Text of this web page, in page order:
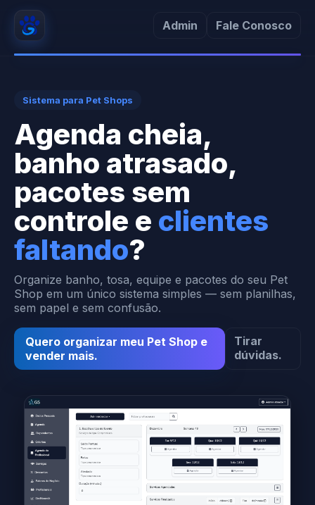
Admin Fale Conosco
Sistema para Pet Shops
Agenda cheia,
banho atrasado,
pacotes sem
controle e clientes
faltando?
Organize banho, tosa, equipe e pacotes do seu Pet
Shop em um único sistema simples — sem planilhas,
sem papel e sem confusão.
Quero organizar meu Pet Shop e
vender mais.
Tirar
dúvidas.